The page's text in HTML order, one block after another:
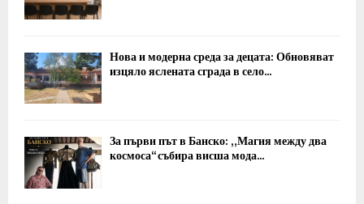
Нова и модерна среда за децата: Обновяват
изцяло яслената сграда в село...
За първи път в Банско: „Магия между два
космоса“ събира висша мода...